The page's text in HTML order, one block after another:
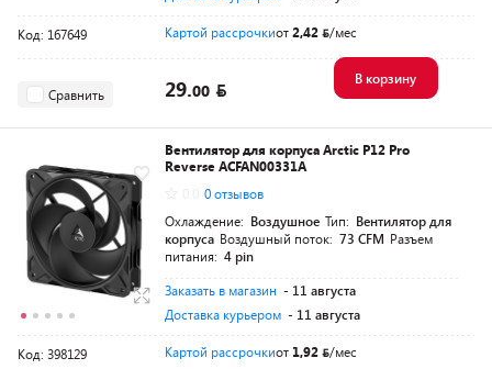
Код: 167649 Картой рассрочкиот2,42 /мес
Сравнить 29.00
В корзину
Вентилятор для корпуса Arctic P12 Pro
Reverse ACFAN00331A
0 отзывов
Охлаждение: Воздушное Тип: Вентилятор для
корпуса Воздушный поток: 73 CFM Разъем
питания: 4 pin
Заказать в магазин - 11 августа
Доставка курьером - 11 августа
Код: 398129 Картой рассрочкиот 1,92 /мес